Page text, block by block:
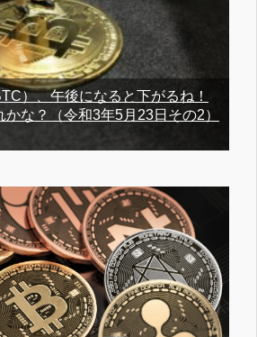
）、午後になると下がるね！
な？（令和3年5月23日その2）